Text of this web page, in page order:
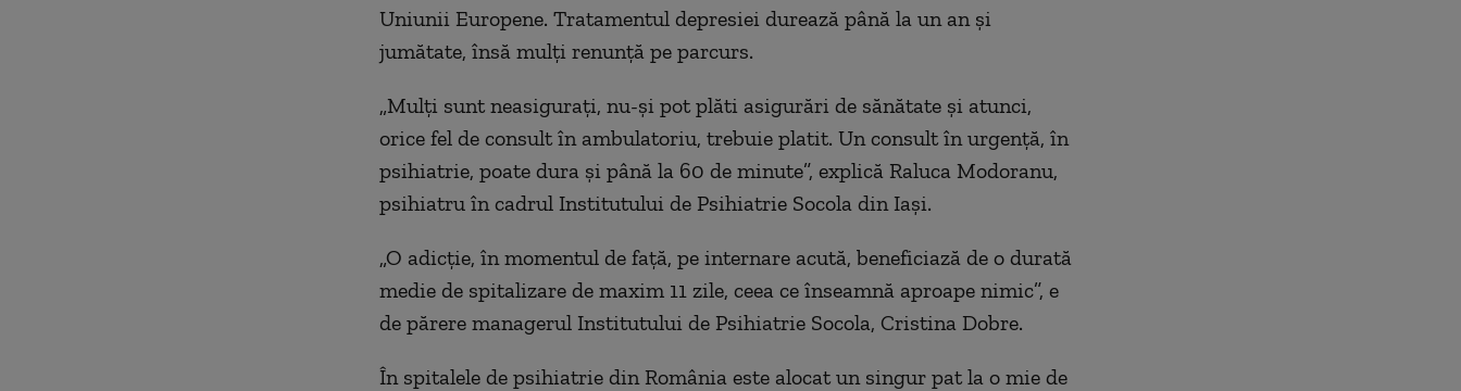
Uniunii Europene. Tratamentul depresiei durează până la un an și
jumătate, însă mulți renunță pe parcurs.
„Mulți sunt neasigurați, nu-și pot plăti asigurări de sănătate și atunci,
orice fel de consult în ambulatoriu, trebuie platit. Un consult în urgență, în
psihiatrie, poate dura și până la 60 de minute”, explică Raluca Modoranu,
psihiatru în cadrul Institutului de Psihiatrie Socola din Iași.
„O adicție, în momentul de față, pe internare acută, beneficiază de o durată
medie de spitalizare de maxim 11 zile, ceea ce înseamnă aproape nimic”, e
de părere managerul Institutului de Psihiatrie Socola, Cristina Dobre.
În spitalele de psihiatrie din România este alocat un singur pat la o mie de